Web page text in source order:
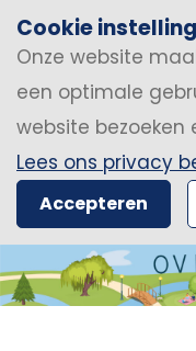
Cookie
Onze website
een optimale
website bezoeken
Lees ons privacy
Accepteren